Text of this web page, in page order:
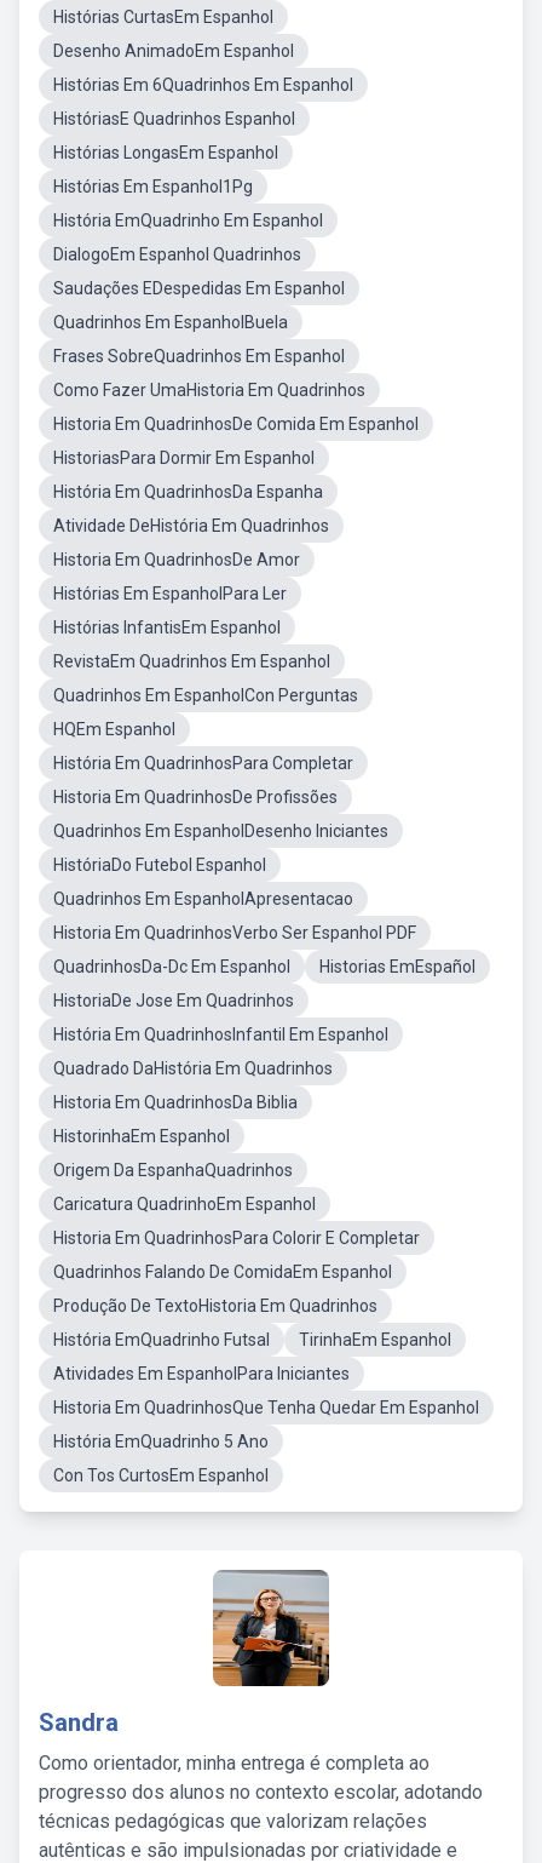
Histórias CurtasEm Espanhol
Desenho AnimadoEm Espanhol
Histórias Em 6Quadrinhos Em Espanhol
HistóriasE Quadrinhos Espanhol
Histórias LongasEm Espanhol
Histórias Em Espanhol1Pg
História EmQuadrinho Em Espanhol
DialogoEm Espanhol Quadrinhos
Saudações EDespedidas Em Espanhol
Quadrinhos Em EspanholBuela
Frases SobreQuadrinhos Em Espanhol
Como Fazer UmaHistoria Em Quadrinhos
Historia Em QuadrinhosDe Comida Em Espanhol
HistoriasPara Dormir Em Espanhol
História Em QuadrinhosDa Espanha
Atividade DeHistória Em Quadrinhos
Historia Em QuadrinhosDe Amor
Histórias Em EspanholPara Ler
Histórias InfantisEm Espanhol
RevistaEm Quadrinhos Em Espanhol
Quadrinhos Em EspanholCon Perguntas
HQEm Espanhol
História Em QuadrinhosPara Completar
Historia Em QuadrinhosDe Profissões
Quadrinhos Em EspanholDesenho Iniciantes
HistóriaDo Futebol Espanhol
Quadrinhos Em EspanholApresentacao
Historia Em QuadrinhosVerbo Ser Espanhol PDF
QuadrinhosDa-Dc Em Espanhol
Historias EmEspañol
HistoriaDe Jose Em Quadrinhos
História Em QuadrinhosInfantil Em Espanhol
Quadrado DaHistória Em Quadrinhos
Historia Em QuadrinhosDa Biblia
HistorinhaEm Espanhol
Origem Da EspanhaQuadrinhos
Caricatura QuadrinhoEm Espanhol
Historia Em QuadrinhosPara Colorir E Completar
Quadrinhos Falando De ComidaEm Espanhol
Produção De TextoHistoria Em Quadrinhos
História EmQuadrinho Futsal
TirinhaEm Espanhol
Atividades Em EspanholPara Iniciantes
Historia Em QuadrinhosQue Tenha Quedar Em Espanhol
História EmQuadrinho 5 Ano
Con Tos CurtosEm Espanhol
Sandra
Como orientador, minha entrega é completa ao
progresso dos alunos no contexto escolar, adotando
técnicas pedagógicas que valorizam relações
autênticas e são impulsionadas por criatividade e